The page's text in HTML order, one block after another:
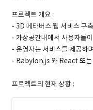
프로젝트 개요 :
- 3D 메타버스 웹 서비스 구
- 가상공간내에서 사용자들
- 운영자는 서비스를 제공하
- Babylon.js 와 React 또는
프로젝트의 현재 상황 :